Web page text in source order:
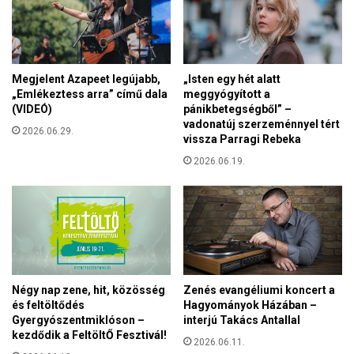
n
á
r
n
m
u
n
p
t
a
a
á
l
t
a
t
á
r
s
a
c
s
a
Megjelent Azapeet legújabb,
„Emlékeztess arra” című dala
(VIDEÓ)
2026.06.29.
„Isten egy hét alatt
meggyógyított a
pánikbetegségből” –
vadonatúj szerzeménnyel tért
vissza Parragi Rebeka
2026.06.19.
Négy nap zene, hit, közösség
és feltöltődés
Gyergyószentmiklóson –
kezdődik a FeltöltŐ Fesztivál!
Zenés evangéliumi koncert a
Hagyományok Házában –
interjú Takács Antallal
2026.06.11.